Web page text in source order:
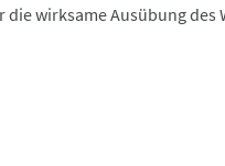
wirksame Ausübung